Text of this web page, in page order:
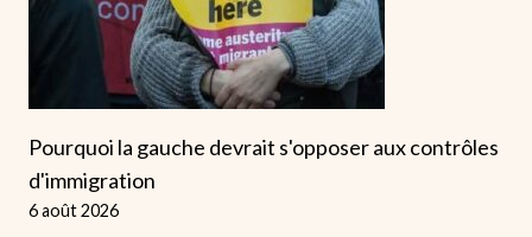
Pourquoi la gauche devrait s'opposer aux contrôles
d'immigration
6 août 2026